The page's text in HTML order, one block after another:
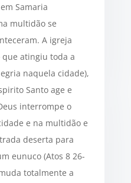
Samaria
multidão se
A igreja
atingiu toda a
naquela cidade),
Santo age e
interrompe o
e na multidão e
deserta para
eunuco (Atos 8 26-
totalmente a